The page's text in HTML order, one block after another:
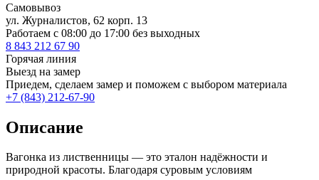
Самовывоз
ул. Журналистов, 62 корп. 13
Работаем c 08:00 до 17:00 без выходных
8 843 212 67 90
Горячая линия
Выезд на замер
Приедем, сделаем замер и поможем с выбором материала
+7 (843) 212-67-90
Описание
Вагонка из лиственницы — это эталон надёжности и
природной красоты. Благодаря суровым условиям